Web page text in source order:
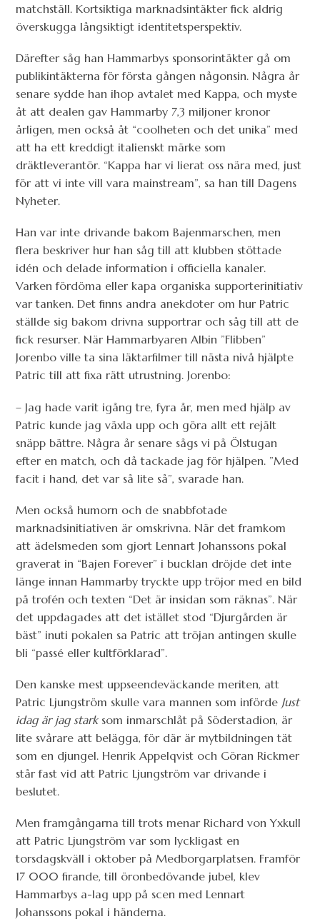
matchställ. Kortsiktiga marknadsintäkter fick aldrig
överskugga långsiktigt identitetsperspektiv.
Därefter såg han Hammarbys sponsorintäkter gå om
publikintäkterna för första gången någonsin. Några år
senare sydde han ihop avtalet med Kappa, och myste
åt att dealen gav Hammarby 7,3 miljoner kronor
årligen, men också åt “coolheten och det unika” med
att ha ett kreddigt italienskt märke som
dräktleverantör. “Kappa har vi lierat oss nära med, just
för att vi inte vill vara mainstream”, sa han till Dagens
Nyheter.
Han var inte drivande bakom Bajenmarschen, men
flera beskriver hur han såg till att klubben stöttade
idén och delade information i officiella kanaler.
Varken fördöma eller kapa organiska supporterinitiativ
var tanken. Det finns andra anekdoter om hur Patric
ställde sig bakom drivna supportrar och såg till att de
fick resurser. När Hammarbyaren Albin ”Flibben”
Jorenbo ville ta sina läktarfilmer till nästa nivå hjälpte
Patric till att fixa rätt utrustning. Jorenbo:
– Jag hade varit igång tre, fyra år, men med hjälp av
Patric kunde jag växla upp och göra allt ett rejält
snäpp bättre. Några år senare sågs vi på Ölstugan
efter en match, och då tackade jag för hjälpen. ”Med
facit i hand, det var så lite så”, svarade han.
Men också humorn och de snabbfotade
marknadsinitiativen är omskrivna. När det framkom
att ädelsmeden som gjort Lennart Johanssons pokal
graverat in “Bajen Forever” i bucklan dröjde det inte
länge innan Hammarby tryckte upp tröjor med en bild
på trofén och texten “Det är insidan som räknas”. När
det uppdagades att det istället stod “Djurgården är
bäst” inuti pokalen sa Patric att tröjan antingen skulle
bli “passé eller kultförklarad”.
Den kanske mest uppseendeväckande meriten, att
Patric Ljungström skulle vara mannen som införde Just
idag är jag starksom inmarschlåt på Söderstadion, är
lite svårare att belägga, för där är mytbildningen tät
som en djungel. Henrik Appelqvist och Göran Rickmer
står fast vid att Patric Ljungström var drivande i
beslutet.
Men framgångarna till trots menar Richard von Yxkull
att Patric Ljungström var som lyckligast en
torsdagskväll i oktober på Medborgarplatsen. Framför
17 000 firande, till öronbedövande jubel, klev
Hammarbys a-lag upp på scen med Lennart
Johanssons pokal i händerna.